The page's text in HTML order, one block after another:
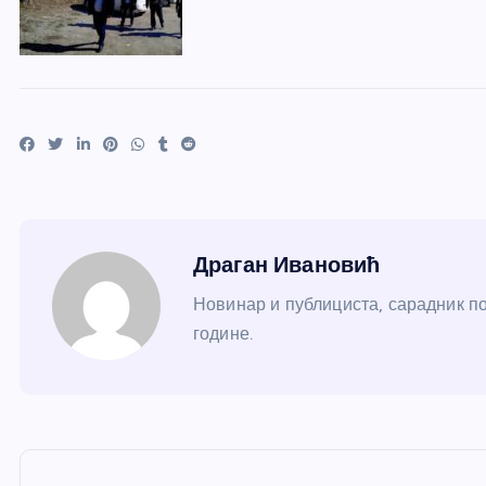
Драган Ивановић
Новинар и публициста, сарадник
године.